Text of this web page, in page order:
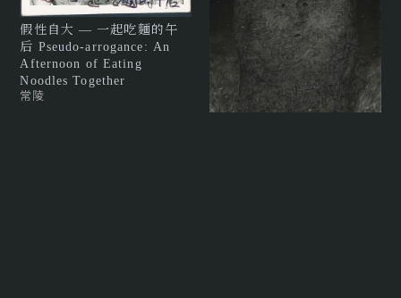
假性自大 — 一起吃麵的午
后 Pseudo-arrogance: An
Afternoon of Eating
Noodles Together
常陵